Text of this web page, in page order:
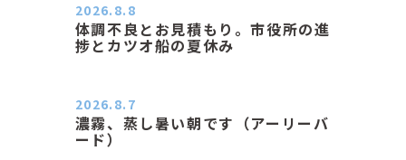
体調不良とお見積もり。市役所の進
捗とカツオ船の夏休み
2026.8.8
濃霧、蒸し暑い朝です（アーリーバ
ード）
2026.8.7